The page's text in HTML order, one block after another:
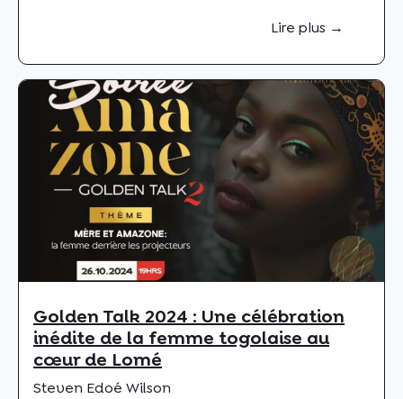
Lire plus →
Golden Talk 2024 : Une célébration
inédite de la femme togolaise au
cœur de Lomé
Steven Edoé Wilson